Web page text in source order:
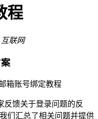
程
互联网
反馈关于登录问题的反
们汇总了相关问题并提供